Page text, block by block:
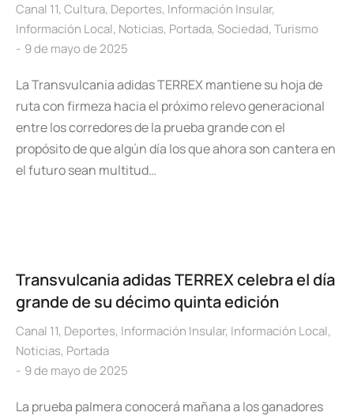
Canal 11, Cultura, Deportes, Información Insular,
Información Local, Noticias, Portada, Sociedad, Turismo
9 de mayo de 2025
La Transvulcania adidas TERREX mantiene su hoja de
ruta con firmeza hacia el próximo relevo generacional
entre los corredores de la prueba grande con el
propósito de que algún día los que ahora son cantera en
el futuro sean multitud…
Transvulcania adidas TERREX celebra el día
grande de su décimo quinta edición
Canal 11, Deportes, Información Insular, Información Local,
Noticias, Portada
9 de mayo de 2025
La prueba palmera conocerá mañana a los ganadores